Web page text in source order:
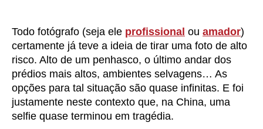
Todo fotógrafo (seja ele profissional ou amador)
certamente já teve a ideia de tirar uma foto de alto
risco. Alto de um penhasco, o último andar dos
prédios mais altos, ambientes selvagens… As
opções para tal situação são quase infinitas. E foi
justamente neste contexto que, na China, uma
selfie quase terminou em tragédia.